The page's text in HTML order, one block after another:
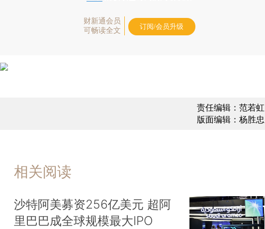
财新通会员
可畅读全文
订阅/会员升级
责任编辑：范若虹
版面编辑：杨胜忠
相关阅读
沙特阿美募资256亿美元 超阿
里巴巴成全球规模最大IPO